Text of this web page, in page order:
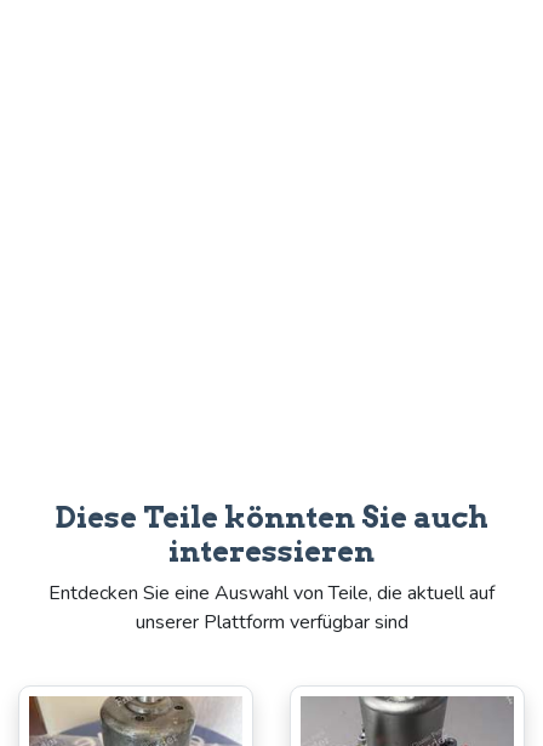
Diese Teile könnten Sie auch
interessieren
Entdecken Sie eine Auswahl von Teile, die aktuell auf
unserer Plattform verfügbar sind